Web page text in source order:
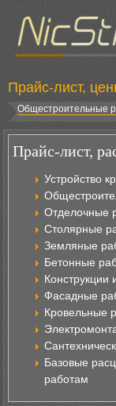
Прайс-лист,
Общестроительные
Прайс-лист,
Устройство
Отделочные
Столярные
Земляные
Бетонные
Конструкции
Фасадные
Кровельные
Базовые
работам